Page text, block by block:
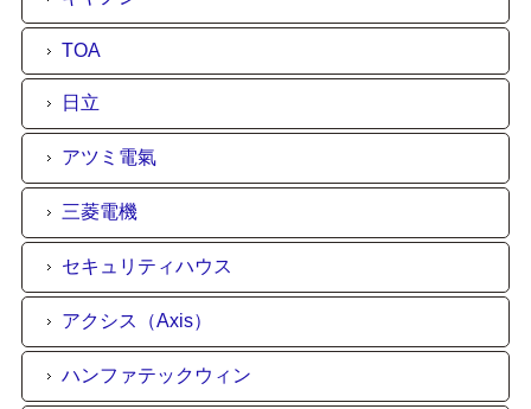
TOA
日立
アツミ電氣
三菱電機
セキュリティハウス
アクシス（Axis）
ハンファテックウィン